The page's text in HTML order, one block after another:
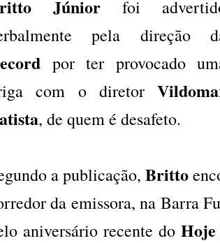
Júnior foi
pela direção
por ter provocado
com o diretor
, de quem é desafeto.
a publicação,Britto
da emissora, na Barra
aniversário recente do